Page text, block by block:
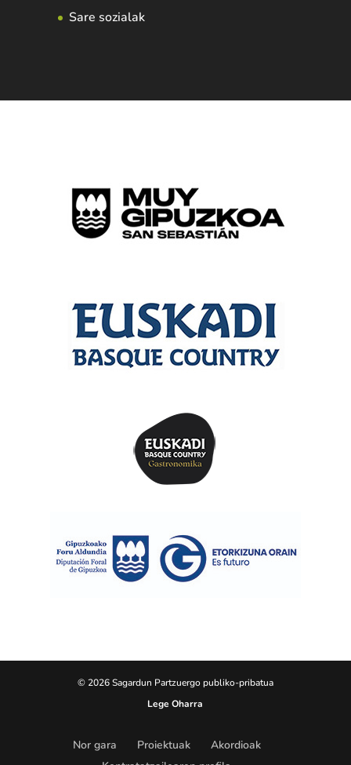
Sare sozialak
© 2026 Sagardun Partzuergo publiko-pribatua
Lege Oharra
Nor gara Proiektuak
Akordioak